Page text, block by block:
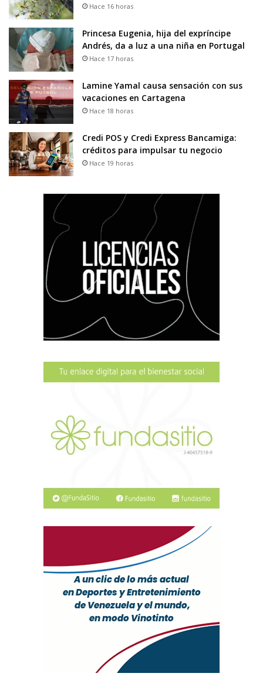
Hace 16 horas
Princesa Eugenia, hija del expríncipe
Andrés, da a luz a una niña en Portugal
Hace 17 horas
Lamine Yamal causa sensación con sus
vacaciones en Cartagena
Hace 18 horas
Credi POS y Credi Express Bancamiga:
créditos para impulsar tu negocio
Hace 19 horas